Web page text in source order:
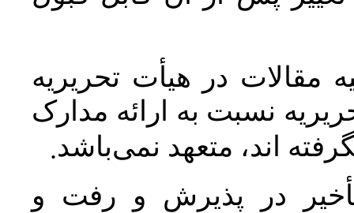
مقالات در هیأت تحریریه
نسبت به ارائه مدارک
اند، متعهد نمی‌باشد.
در پذیرش و رفت و